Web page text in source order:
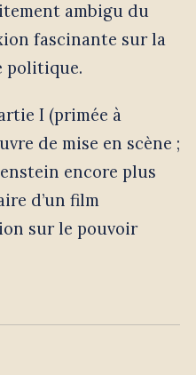
ambigu du
fascinante sur la
politique.
I (primée à
de mise en scène ;
encore plus
d’un film
sur le pouvoir